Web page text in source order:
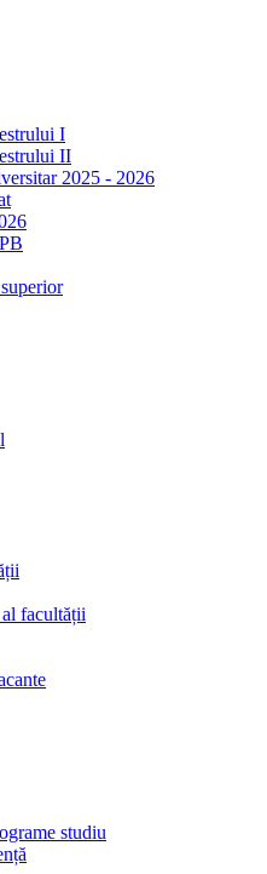
I
II
2025 - 2026
facultății
studiu